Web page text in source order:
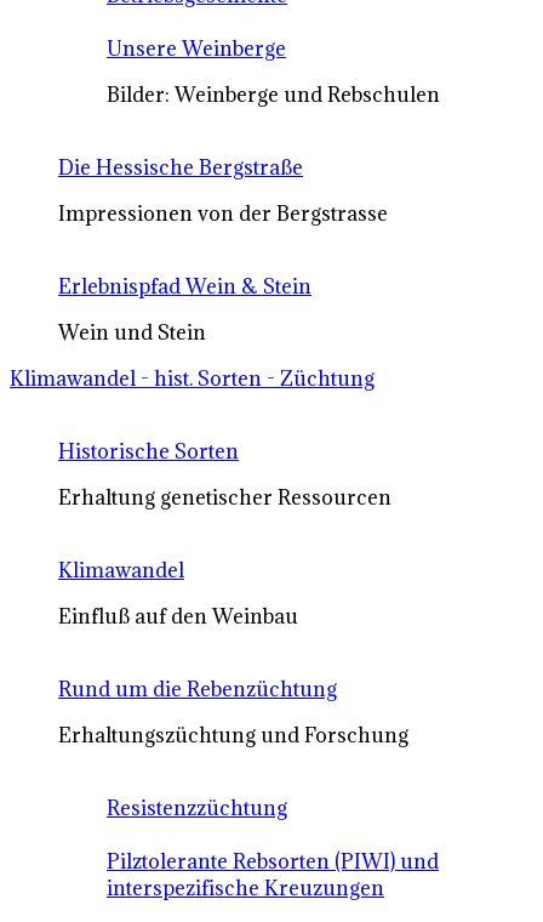
Unsere Weinberge
Bilder: Weinberge und Rebschulen
Die Hessische Bergstraße
Impressionen von der Bergstrasse
Erlebnispfad Wein & Stein
Wein und Stein
Klimawandel - hist. Sorten - Züchtung
Historische Sorten
Erhaltung genetischer Ressourcen
Klimawandel
Einfluß auf den Weinbau
Rund um die Rebenzüchtung
Erhaltungszüchtung und Forschung
Resistenzzüchtung
Pilztolerante Rebsorten (PIWI) und
interspezifische Kreuzungen